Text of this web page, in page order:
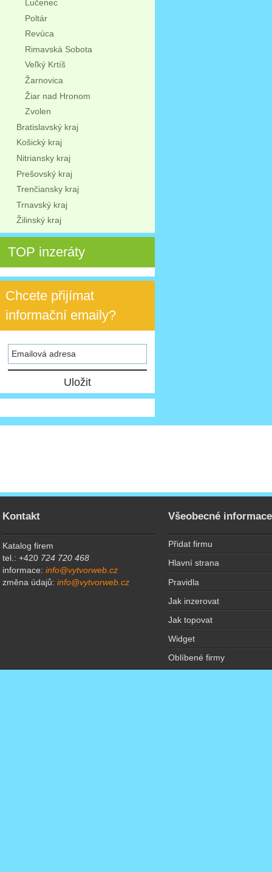
Lučenec
Poltár
Revúca
Rimavská Sobota
Veľký Krtíš
Žarnovica
Žiar nad Hronom
Zvolen
Bratislavský kraj
Košický kraj
Nitriansky kraj
Prešovský kraj
Trenčiansky kraj
Trnavský kraj
Žilinský kraj
TOP inzeráty
Chcete přijímat
informační emaily?
Kontakt
Katalog firem
tel.: +420 724 720 468
informace:info@vytvorweb.cz
změna údajů:info@vytvorweb.cz
Všeobecné informace
Přidat firmu
Hlavní strana
Pravidla
Jak inzerovat
Jak topovat
Widget
Oblíbené firmy